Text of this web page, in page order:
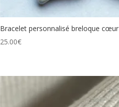
Bracelet personnalisé breloque cœur
25.00€